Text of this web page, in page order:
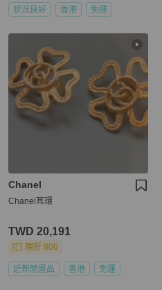
狀況良好 香港 免運
Chanel
Chanel耳環
TWD 20,191
現折 800
近新閒置品 香港 免運